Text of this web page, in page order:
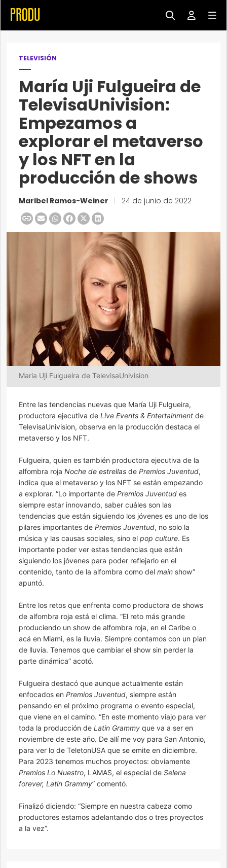
TELEVISIÓN
María Uji Fulgueira de
TelevisaUnivision:
Empezamos a
explorar el metaverso
y los NFT en la
producción de shows
Maribel Ramos-Weiner 24 de junio de 2022
Maria Uji Fulgueira de TelevisaUnivision
Entre las tendencias nuevas que María Uji Fulgueira,
productora ejecutiva de Live Events & Entertainment de
TelevisaUnivision, observa en la producción destaca el
metaverso y los NFT.
Fulgueira, quien es también productora ejecutiva de la
alfombra roja Noche de estrellas de Premios Juventud,
indica que el metaverso y los NFT se están empezando
a explorar. “Lo importante de Premios Juventud es
siempre estar innovando, saber cuáles son las
tendencias que están siguiendo los jóvenes es uno de los
pilares importantes de Premios Juventud, no solo la
música y las causas sociales, sino el pop culture. Es
importante poder ver estas tendencias que están
siguiendo los jóvenes para poder reflejarlo en el
contenido, tanto de la alfombra como del main show”
apuntó.
Entre los retos que enfrenta como productora de shows
de alfombra roja está el clima. “El reto más grande
produciendo un show de alfombra roja, en el Caribe o
acá en Miami, es la lluvia. Siempre contamos con un plan
de lluvia. Tenemos que cambiar el show sin perder la
parte dinámica” acotó.
Fulgueira destacó que aunque actualmente están
enfocados en Premios Juventud, siempre están
pensando en el próximo programa o evento especial,
que viene en el camino. “En este momento viajo para ver
toda la producción de Latin Grammy que va a ser en
noviembre de este año. De allí me voy para San Antonio,
para ver lo de TeletonUSA que se emite en diciembre.
Para 2023 tenemos muchos proyectos: obviamente
Premios Lo Nuestro, LAMAS, el especial de Selena
forever, Latin Grammy” comentó.
Finalizó diciendo: “Siempre en nuestra cabeza como
productores estamos adelantando dos o tres proyectos
a la vez”.